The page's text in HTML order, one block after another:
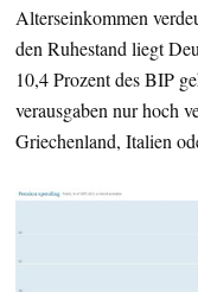
Alterseinkommen
den Ruhestand liegt
10,4 Prozent des BIP
verausgaben nur hoch
Griechenland, Italien